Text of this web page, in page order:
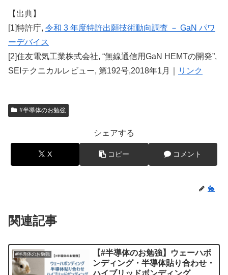
【出典】
[1]特許庁, 令和 3 年度特許出願技術動向調査 － GaN パワ
ーデバイス
[2]住友電気工業株式会社, “無線通信用GaN HEMTの開発”,
SEIテクニカルレビュー, 第192号,2018年1月｜
リンク
#半導体のお勉強
シェアする
X コピー コメント
🐇
関連記事
#半導体のお勉強
【#半導体のお勉強】ウェーハボ
ンディング・半導体貼り合わせ・
ハイブリッドボンディング